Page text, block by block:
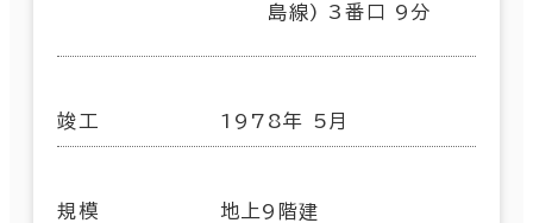
島線) 3番口 9分
竣工 1978年 5月
規模 地上9階建